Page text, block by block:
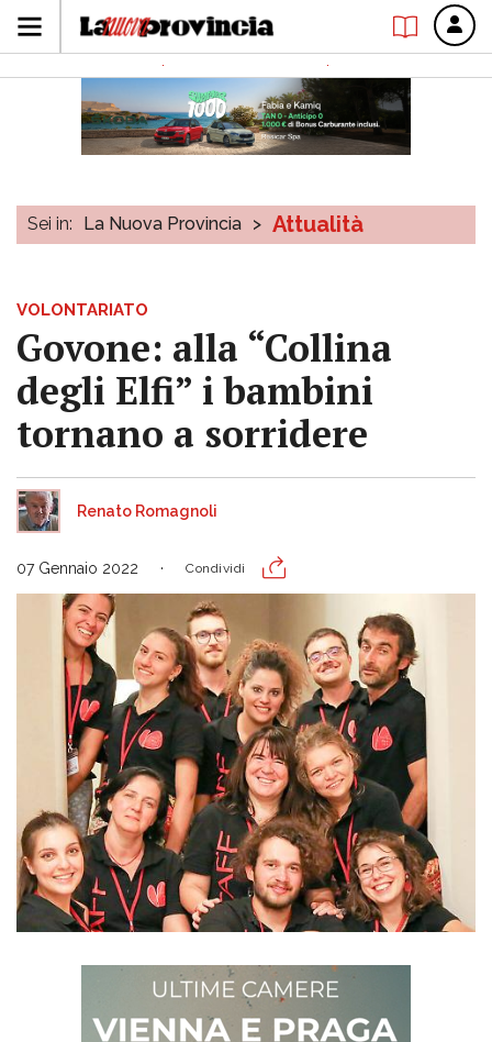
Sei in: La Nuova Provincia > Attualità
VOLONTARIATO
Govone: alla “Collina
degli Elfi” i bambini
tornano a sorridere
Renato Romagnoli
07 Gennaio 2022 Condividi